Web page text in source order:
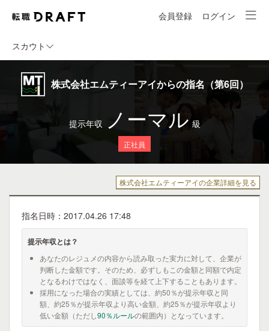
会員登録 ログイン
スカウト
株式会社エムティーアイからの指名（第6回）
提示年収 ノーマル 級
正社員
株式会社エムティーアイの企業詳細を見る
指名日時：2017.04.26 17:48
提示年収とは？
あなたのレジュメの内容から読み取った実力に対して、企業が
判断した金額です。そのため、必ずしもこの金額と同額で内定
となるわけではなく、面談等を経て上下することもあります。
採用になった場合の実績としては、約50％が提示年収と同
額、約25％が提示年収より高い金額、約25％が提示年収より
低い金額（ただし90％ルールの範囲内）となっています。